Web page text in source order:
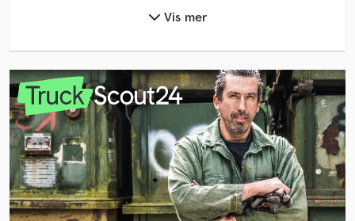
Linde L 12
Linde L 14
Linde L 16
Linde V
Man L 2000
Man Tge
Vis mer